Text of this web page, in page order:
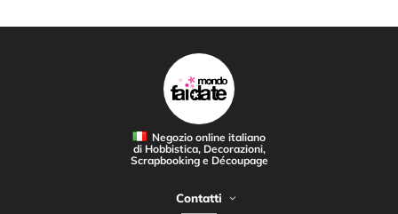
Negozio online italiano
di Hobbistica, Decorazioni,
Scrapbooking e Découpage
Contatti